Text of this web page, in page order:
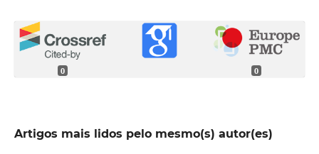
0 0
Artigos mais lidos pelo mesmo(s) autor(es)